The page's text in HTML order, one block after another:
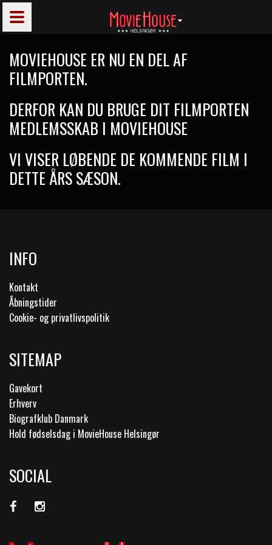
MOVIEHOUSE ER NU EN DEL AF
FILMPORTEN.
DERFOR KAN DU BRUGE DIT FILMPORTEN
MEDLEMSSKAB I MOVIEHOUSE
VI VISER LØBENDE DE KOMMENDE FILM I
DETTE ÅRS SÆSON.
INFO
Kontakt
Åbningstider
Cookie- og privatlivspolitik
SITEMAP
Gavekort
Erhverv
Biografklub Danmark
Hold fødselsdag i MovieHouse Helsingør
SOCIAL